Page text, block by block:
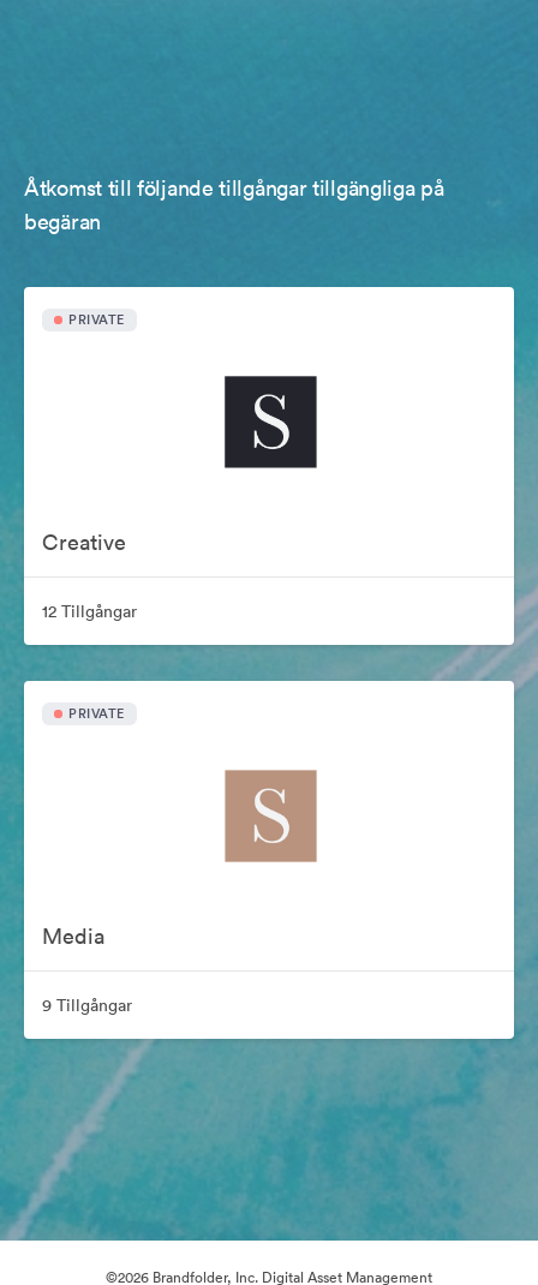
Åtkomst till följande tillgångar tillgängliga på
begäran
PRIVATE
Creative
12 Tillgångar
PRIVATE
Media
9 Tillgångar
©2026 Brandfolder, Inc. Digital Asset Management